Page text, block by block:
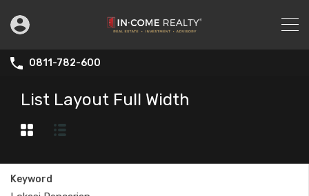
0811-782-600
List Layout Full Width
Keyword